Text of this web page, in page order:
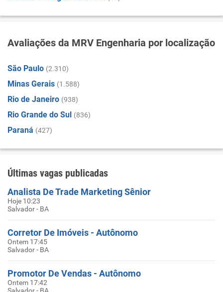
Avaliações da MRV Engenharia por localização
São Paulo (2.310)
Minas Gerais (1.588)
Rio de Janeiro (938)
Rio Grande do Sul (836)
Paraná (427)
Últimas vagas publicadas
Analista De Trade Marketing Sênior
Hoje 10:23
Salvador - BA
Corretor De Imóveis - Autônomo
Ontem 17:45
Salvador - BA
Promotor De Vendas - Autônomo
Ontem 17:42